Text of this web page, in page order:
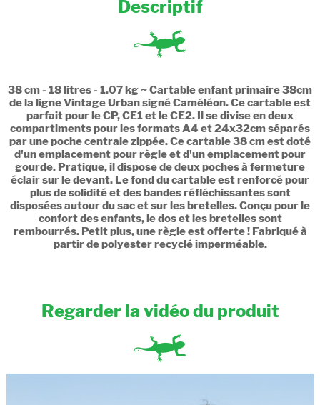
Descriptif
38 cm - 18 litres - 1.07 kg ~ Cartable enfant primaire 38cm
de la ligne Vintage Urban signé Caméléon. Ce cartable est
parfait pour le CP, CE1 et le CE2. Il se divise en deux
compartiments pour les formats A4 et 24x32cm séparés
par une poche centrale zippée. Ce cartable 38 cm est doté
d'un emplacement pour règle et d'un emplacement pour
gourde. Pratique, il dispose de deux poches à fermeture
éclair sur le devant. Le fond du cartable est renforcé pour
plus de solidité et des bandes réfléchissantes sont
disposées autour du sac et sur les bretelles. Conçu pour le
confort des enfants, le dos et les bretelles sont
rembourrés. Petit plus, une règle est offerte ! Fabriqué à
partir de polyester recyclé imperméable.
Regarder la vidéo du produit